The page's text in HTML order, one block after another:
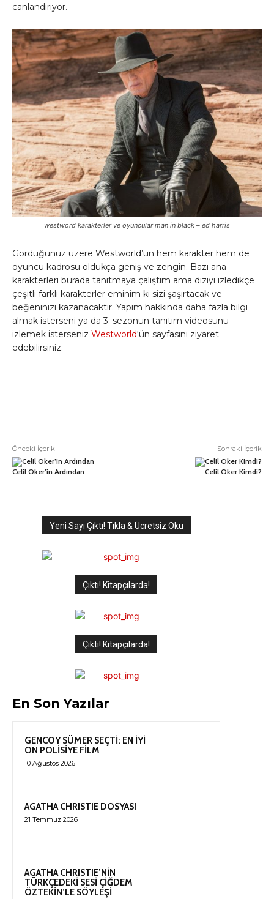
canlandırıyor.
westword karakterler ve oyuncular man in black – ed harris
Gördüğünüz üzere Westworld’ün hem karakter hem de
oyuncu kadrosu oldukça geniş ve zengin. Bazı ana
karakterleri burada tanıtmaya çalıştım ama diziyi izledikçe
çeşitli farklı karakterler eminim ki sizi şaşırtacak ve
beğeninizi kazanacaktır. Yapım hakkında daha fazla bilgi
almak isterseni ya da 3. sezonun tanıtım videosunu
izlemek isterseniz Westworld‘ün sayfasını ziyaret
edebilirsiniz.
Önceki İçerik
Celil Oker’in Ardından
Sonraki İçerik
Celil Oker Kimdi?
Yeni Sayı Çıktı! Tıkla & Ücretsiz Oku
Çıktı! Kitapçılarda!
Çıktı! Kitapçılarda!
En Son Yazılar
GENCOY SÜMER SEÇTİ: EN İYİ
ON POLİSİYE FİLM
10 Ağustos 2026
AGATHA CHRISTIE DOSYASI
21 Temmuz 2026
AGATHA CHRISTIE’NİN
TÜRKÇEDEKİ SESİ ÇİĞDEM
ÖZTEKİN’LE SÖYLEŞİ